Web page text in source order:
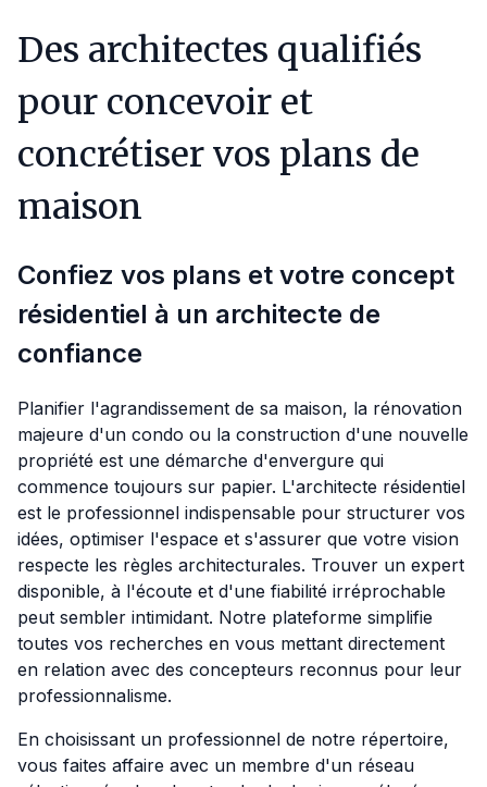
Des architectes qualifiés
pour concevoir et
concrétiser vos plans de
maison
Confiez vos plans et votre concept
résidentiel à un architecte de
confiance
Planifier l'agrandissement de sa maison, la rénovation
majeure d'un condo ou la construction d'une nouvelle
propriété est une démarche d'envergure qui
commence toujours sur papier. L'architecte résidentiel
est le professionnel indispensable pour structurer vos
idées, optimiser l'espace et s'assurer que votre vision
respecte les règles architecturales. Trouver un expert
disponible, à l'écoute et d'une fiabilité irréprochable
peut sembler intimidant. Notre plateforme simplifie
toutes vos recherches en vous mettant directement
en relation avec des concepteurs reconnus pour leur
professionnalisme.
En choisissant un professionnel de notre répertoire,
vous faites affaire avec un membre d'un réseau